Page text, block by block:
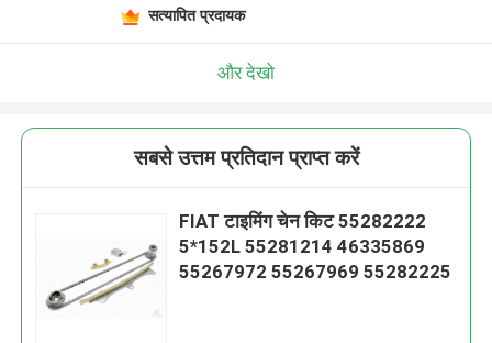
सत्यापित प्रदायक
और देखो
सबसे उत्तम प्रतिदान प्राप्त करें
FIAT टाइमिंग चेन किट 55282222
5*152L 55281214 46335869
55267972 55267969 55282225